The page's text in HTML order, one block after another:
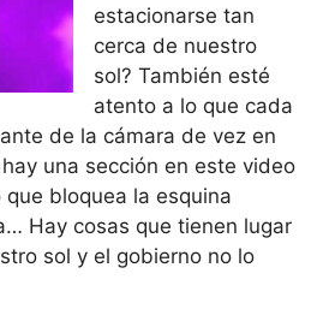
estacionarse tan
cerca de nuestro
sol? También esté
atento a lo que cada
de la cámara de vez en
una sección en este video
bloquea la esquina
Hay cosas que tienen lugar
sol y el gobierno no lo